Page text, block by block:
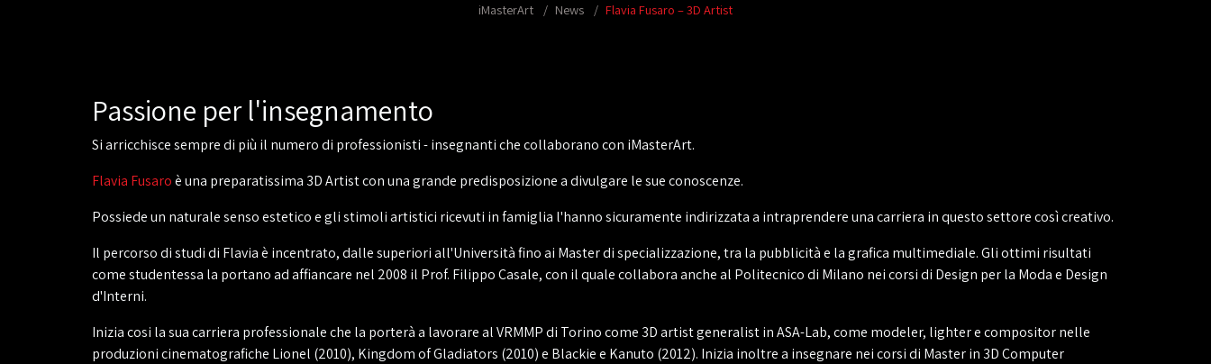
iMasterArt News Flavia Fusaro – 3D Artist
Passione per l'insegnamento
Si arricchisce sempre di più il numero di professionisti - insegnanti che collaborano con iMasterArt.
Flavia Fusaroè una preparatissima 3D Artist con una grande predisposizione a divulgare le sue conoscenze.
Possiede un naturale senso estetico e gli stimoli artistici ricevuti in famiglia l'hanno sicuramente indirizzata a intraprendere una carriera in questo settore così creativo.
Il percorso di studi di Flavia è incentrato, dalle superiori all'Università fino ai Master di specializzazione, tra la pubblicità e la grafica multimediale. Gli ottimi risultati
come studentessa la portano ad affiancare nel 2008 il Prof. Filippo Casale, con il quale collabora anche al Politecnico di Milano nei corsi di Design per la Moda e Design
d'Interni.
Inizia cosi la sua carriera professionale che la porterà a lavorare al VRMMP di Torino come 3D artist generalist in ASA-Lab, come modeler, lighter e compositor nelle
produzioni cinematografiche Lionel (2010), Kingdom of Gladiators (2010) e Blackie e Kanuto (2012). Inizia inoltre a insegnare nei corsi di Master in 3D Computer